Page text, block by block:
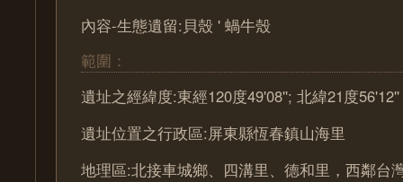
內容-生態遺留:貝殼 ' 蝸牛殼
範圍：
遺址之經緯度:東經120度49'08''; 北緯21度56'12''
遺址位置之行政區:屏東縣恆春鎮山海里
地理區:北接車城鄉、四溝里、德和里，西鄰台